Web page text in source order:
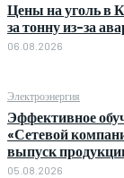
Цены на уголь в
за тонну из-за
06.08.2026
Электроэнергия
Эффективное
«Сетевой
выпуск
05.08.2026